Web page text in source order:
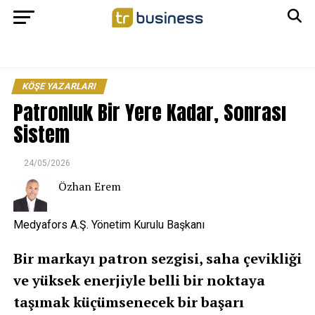
KÖŞE YAZARLARI
Patronluk Bir Yere Kadar, Sonrası
Sistem
24/05/2026
Özhan Erem
Medyafors A.Ş. Yönetim Kurulu Başkanı
Bir markayı patron sezgisi, saha çevikliği
ve yüksek enerjiyle belli bir noktaya
taşımak küçümsenecek bir başarı